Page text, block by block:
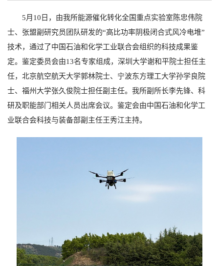
5月 10 日，由我所能源催化转化全国重点实验室陈忠伟院
士、张盟副研究员团队研发的“高比功率阴极闭合式风冷电堆”
技术，通过了中国石油和化学工业联合会组织的科技成果鉴
定。鉴定委员会由13名专家组成，深圳大学谢和平院士担任主
任，北京航空航天大学郭林院士、宁波东方理工大学孙学良院
士、福州大学张久俊院士担任副主任。我所副所长李先锋、科
研及职能部门相关人员出席会议。鉴定会由中国石油和化学工
业联合会科技与装备部副主任王秀江主持。